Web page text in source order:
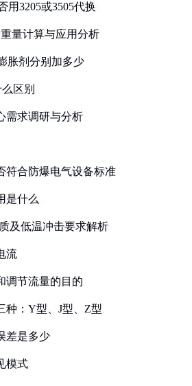
用3205或3505代换
量计算与应用分析
胀剂分别加多少
区别
需求调研与分析
符合防爆电气设备标准
是什么
及低温冲击要求解析
流
调节流量的目的
种：Y型、J型、Z型
差是多少
模式